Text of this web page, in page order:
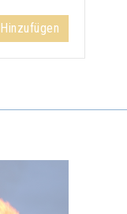
Hinzufügen